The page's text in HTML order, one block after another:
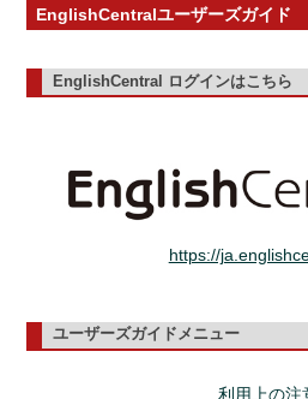
EnglishCentralユーザーズガイド
EnglishCentral ログインはこちら
https://
ユーザーズガイドメニュー
利用上の注